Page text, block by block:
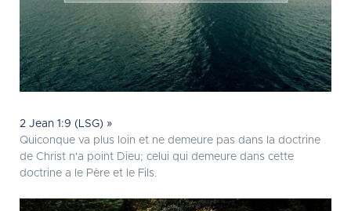
2 Jean 1:9 (LSG) »
Quiconque va plus loin et ne demeure pas dans la doctrine
de Christ n'a point Dieu; celui qui demeure dans cette
doctrine a le Père et le Fils.